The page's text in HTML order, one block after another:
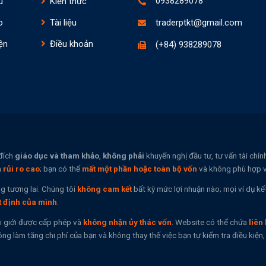
Tài liệu
Điều khoản
traderptkt@gmail.com
(+84) 938289078
giáo dục và tham khảo, không phải khuyến nghị đầu tư, tư vấn tài
rủi ro cao; bạn có thể mất một phần hoặc toàn bộ vốn và không phù hợp
tương lai. Chúng tôi không cam kếtbất kỳ mức lợi nhuận nào; mọi ví dụ
định của mình
được cấp phép và không nhận ủy thác vốn . Website có thể chứa liên
làm tăng chi phí của bạn và không thay thế việc bạn tự kiểm tra điều